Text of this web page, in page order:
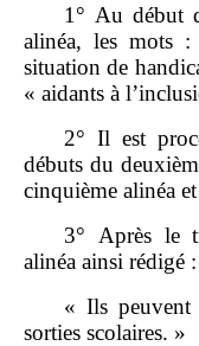
1° Au début
alinéa, les mots :
situation de
« aidants à
2° Il est
débuts du
cinquième alinéa
3° Après le
alinéa ainsi rédigé :
« Ils peuvent
sorties scolaires. »